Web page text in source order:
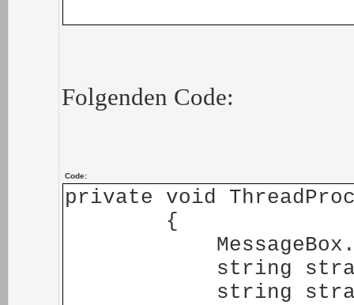
Folgenden Code:
Code:
private void
{
string stra1 =
string stra2 =